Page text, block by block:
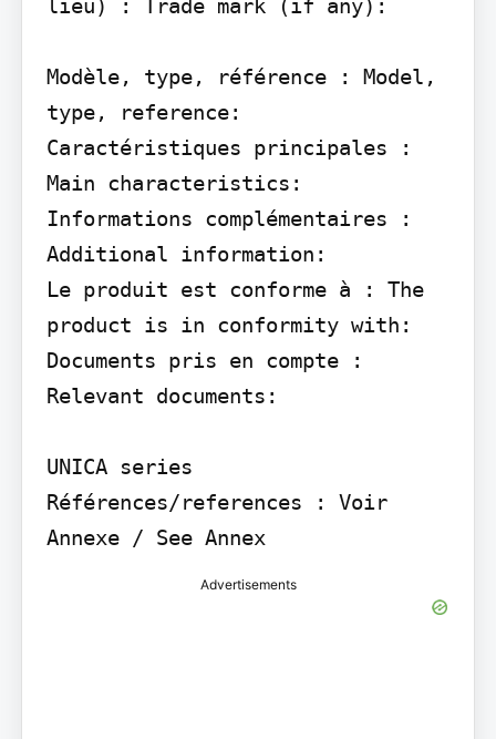
lieu) : Trade mark (if any):
Modèle, type, référence : Model,
type, reference:
Caractéristiques principales :
Main characteristics:
Informations complémentaires :
Additional information:
Le produit est conforme à : The
product is in conformity with:
Documents pris en compte :
Relevant documents:
UNICA series
Références/references : Voir
Annexe / See Annex
Advertisements